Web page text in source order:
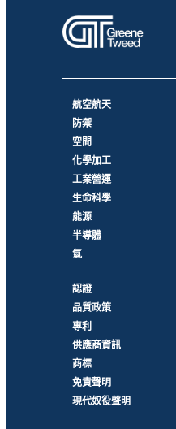
航空航天
防禦
空間
化學加工
工業營運
生命科學
能源
半導體
氫
認證
品質政策
專利
供應商資訊
商標
免責聲明
現代奴役聲明